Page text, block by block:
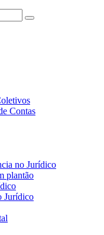
Contas
no Jurídico
plantão
Jurídico